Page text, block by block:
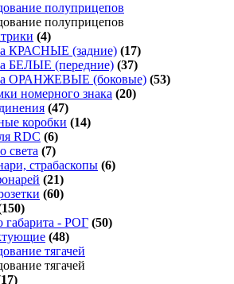
полуприцепов
полуприцепов
(4)
КРАСНЫЕ (задние) (17)
БЕЛЫЕ (передние) (37)
ОРАНЖЕВЫЕ (боковые) (53)
номерного знака (20)
(47)
коробки (14)
RDC (6)
света (7)
страбаскопы (6)
(21)
(60)
габарита - РОГ (50)
(48)
тягачей
тягачей